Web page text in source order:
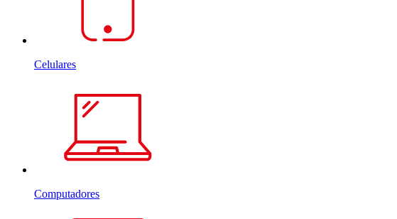
Celulares
Computadores